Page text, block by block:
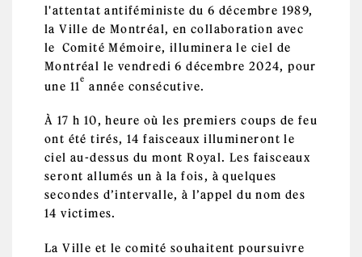
l'attentat antiféministe du 6 décembre 1989,
la Ville de Montréal, en collaboration avec
le Comité Mémoire, illuminera le ciel de
Montréal le vendredi 6 décembre 2024, pour
une 11
e
année consécutive.
À 17 h 10, heure où les premiers coups de feu
ont été tirés, 14 faisceaux illumineront le
ciel au-dessus du mont Royal. Les faisceaux
seront allumés un à la fois, à quelques
secondes d’intervalle, à l’appel du nom des
14 victimes.
La Ville et le comité souhaitent poursuivre